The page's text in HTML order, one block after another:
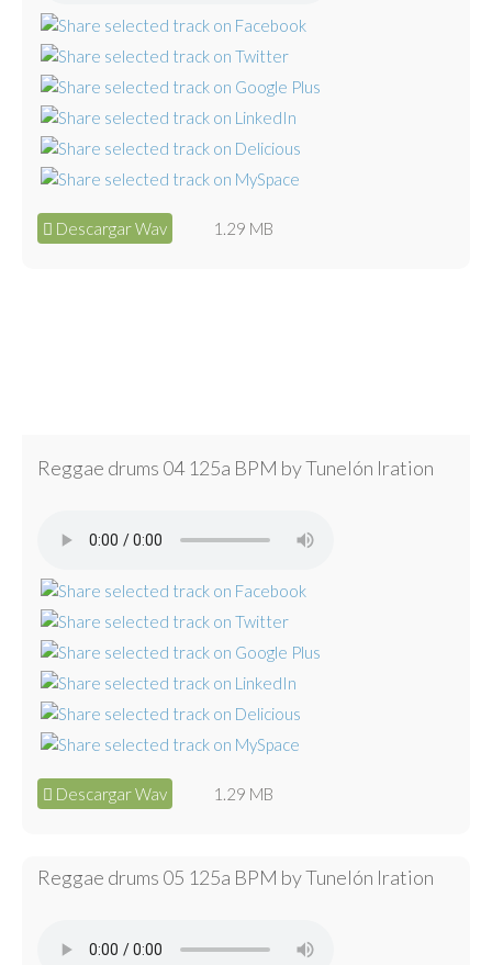
Descargar Wav 1.29 MB
Reggae drums 04 125a BPM by Tunelón Iration
Descargar Wav 1.29 MB
Reggae drums 05 125a BPM by Tunelón Iration